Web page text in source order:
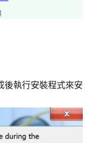
後執行安裝程式來安